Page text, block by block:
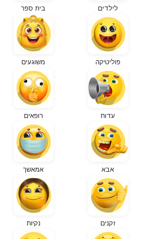
לילדים בית ספר
פוליטיקה משוגעים
עדות רופאים
אבא אמאשך
זקנים נקיות